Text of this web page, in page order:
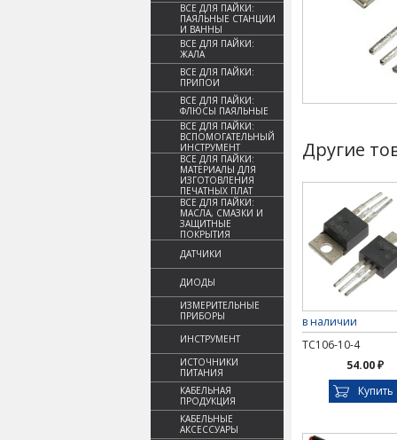
ВСЕ ДЛЯ ПАЙКИ:
ПАЯЛЬНЫЕ СТАНЦИИ
И ВАННЫ
ВСЕ ДЛЯ ПАЙКИ:
ЖАЛА
ВСЕ ДЛЯ ПАЙКИ:
ПРИПОИ
ВСЕ ДЛЯ ПАЙКИ:
ФЛЮСЫ ПАЯЛЬНЫЕ
ВСЕ ДЛЯ ПАЙКИ:
ВСПОМОГАТЕЛЬНЫЙ
ИНСТРУМЕНТ
ВСЕ ДЛЯ ПАЙКИ:
МАТЕРИАЛЫ ДЛЯ
ИЗГОТОВЛЕНИЯ
ПЕЧАТНЫХ ПЛАТ
ВСЕ ДЛЯ ПАЙКИ:
МАСЛА, СМАЗКИ И
ЗАЩИТНЫЕ
ПОКРЫТИЯ
ДАТЧИКИ
ДИОДЫ
ИЗМЕРИТЕЛЬНЫЕ
ПРИБОРЫ
ИНСТРУМЕНТ
ИСТОЧНИКИ
ПИТАНИЯ
КАБЕЛЬНАЯ
ПРОДУКЦИЯ
КАБЕЛЬНЫЕ
АКСЕССУАРЫ
Другие
в наличии
ТС106-10-4
54.00 ₽
Купить